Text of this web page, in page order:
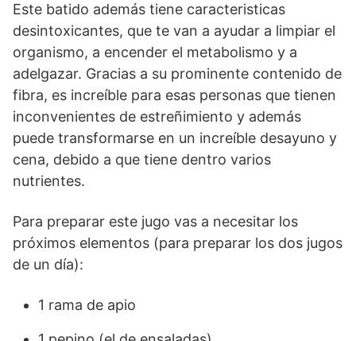
Este batido además tiene caracteristicas
desintoxicantes, que te van a ayudar a limpiar el
organismo, a encender el metabolismo y a
adelgazar. Gracias a su prominente contenido de
fibra, es increíble para esas personas que tienen
inconvenientes de estreñimiento y además
puede transformarse en un increíble desayuno y
cena, debido a que tiene dentro varios
nutrientes.
Para preparar este jugo vas a necesitar los
próximos elementos (para preparar los dos jugos
de un día):
1 rama de apio